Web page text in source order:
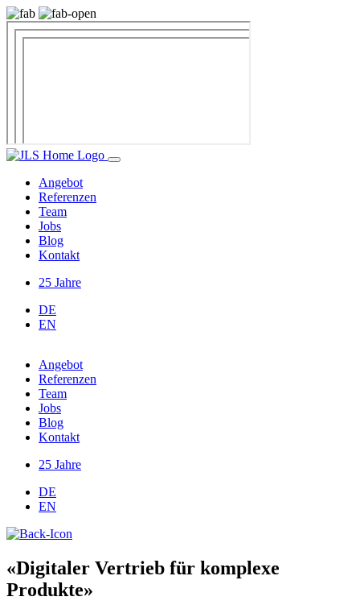
Angebot
Referenzen
Team
Jobs
Blog
Kontakt
25 Jahre
DE
EN
Angebot
Referenzen
Team
Jobs
Blog
Kontakt
25 Jahre
DE
EN
«Digitaler Vertrieb für komplexe
Produkte»